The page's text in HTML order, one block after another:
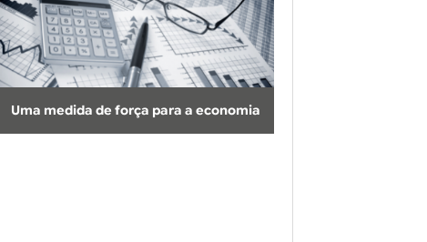
Uma medida de força para a economia